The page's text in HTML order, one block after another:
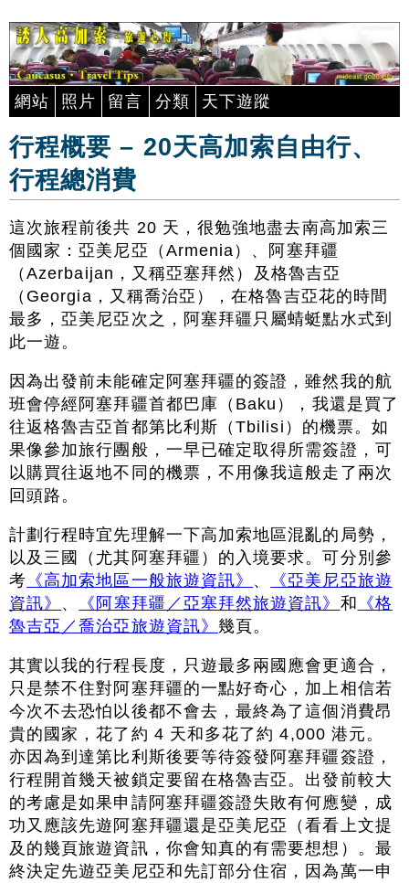
網站 照片 留言 分類 天下遊蹤
行程概要 – 20天高加索自由行、
行程總消費
這次旅程前後共 20 天，很勉強地盡去南高加索三
個國家：亞美尼亞（Armenia）、阿塞拜疆
（Azerbaijan，又稱亞塞拜然）及格魯吉亞
（Georgia，又稱喬治亞），在格魯吉亞花的時間
最多，亞美尼亞次之，阿塞拜疆只屬蜻蜓點水式到
此一遊。
因為出發前未能確定阿塞拜疆的簽證，雖然我的航
班會停經阿塞拜疆首都巴庫（Baku），我還是買了
往返格魯吉亞首都第比利斯（Tbilisi）的機票。如
果像參加旅行團般，一早已確定取得所需簽證，可
以購買往返地不同的機票，不用像我這般走了兩次
回頭路。
計劃行程時宜先理解一下高加索地區混亂的局勢，
以及三國（尤其阿塞拜疆）的入境要求。可分別參
考 《高加索地區一般旅遊資訊》 、
《亞美尼亞旅遊
資訊》 、 《阿塞拜疆／亞塞拜然旅遊資訊》 和
《格
魯吉亞／喬治亞旅遊資訊》 幾頁。
其實以我的行程長度，只遊最多兩國應會更適合，
只是禁不住對阿塞拜疆的一點好奇心，加上相信若
今次不去恐怕以後都不會去，最終為了這個消費昂
貴的國家，花了約 4 天和多花了約 4,000 港元。
亦因為到達第比利斯後要等待簽發阿塞拜疆簽證，
行程開首幾天被鎖定要留在格魯吉亞。出發前較大
的考慮是如果申請阿塞拜疆簽證失敗有何應變，成
功又應該先遊阿塞拜疆還是亞美尼亞（看看上文提
及的幾頁旅遊資訊，你會知真的有需要想想）。最
終決定先遊亞美尼亞和先訂部分住宿，因為萬一申